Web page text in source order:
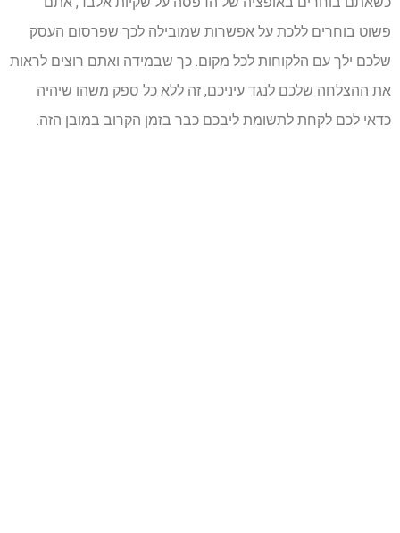
פשוט בוחרים ללכת על אפשרות שמובילה לכך שפרסום העסק
שלכם ילך עם הלקוחות לכל מקום. כך שבמידה ואתם רוצים לראות
את ההצלחה שלכם לנגד עיניכם, זה ללא כל ספק משהו שיהיה
כדאי לכם לקחת לתשומת ליבכם כבר בזמן הקרוב במובן הזה.